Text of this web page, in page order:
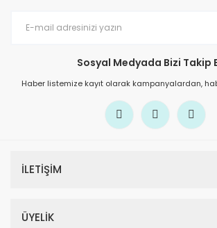
Sosyal Medyada Bizi Takip
Haber listemize kayıt olarak kampanyalardan,
İLETİŞİM
ÜYELİK